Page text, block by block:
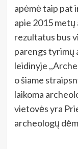
apėmė taip pat
apie 2015
rezultatus bus
parengs tyrimų
leidinyje
o šiame
laikoma
vietovės yra
archeologų